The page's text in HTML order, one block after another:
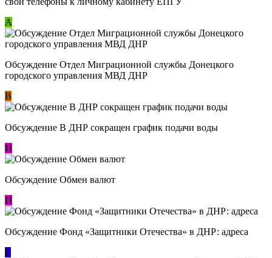
А
Обсуждение Отдел Миграционной службы Донецкого
городского управления МВД ДНР
В
Обсуждение В ДНР сокращен график подачи воды
П
Обсуждение Обмен валют
П
Обсуждение Фонд «Защитники Отечества» в ДНР: адреса
L